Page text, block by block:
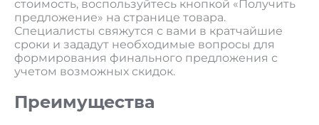
стоимость, воспользуйтесь кнопкой «Получить
предложение» на странице товара.
Специалисты свяжутся с вами в кратчайшие
сроки и зададут необходимые вопросы для
формирования финального предложения с
учетом возможных скидок.
Преимущества